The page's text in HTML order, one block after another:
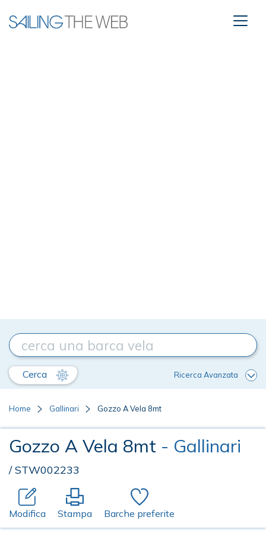
Cerca Ricerca Avanzata
Home Gallinari Gozzo A Vela 8mt
Gozzo A Vela 8mt - Gallinari
/ STW002233
Modifica Stampa Barche preferite